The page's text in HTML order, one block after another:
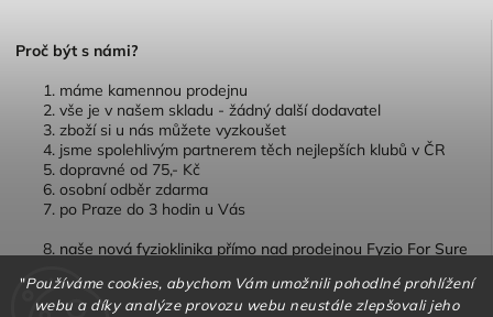
"Používáme cookies, abychom Vám umožnili pohodlné prohlížení
webu a díky analýze provozu webu neustále zlepšovali jeho
Proč být s námi?
máme kamennou prodejnu
vše je v našem skladu - žádný další dodavatel
zboží si u nás můžete vyzkoušet
jsme spolehlivým partnerem těch nejlepších klubů v ČR
dopravné od 75,- Kč
osobní odběr zdarma
po Praze do 3 hodin u Vás
naše nová fyzioklinika přímo nad prodejnou Fyzio For Sure